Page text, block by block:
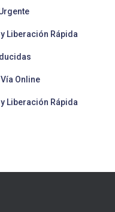
Liberación Rápida
Online
Liberación Rápida